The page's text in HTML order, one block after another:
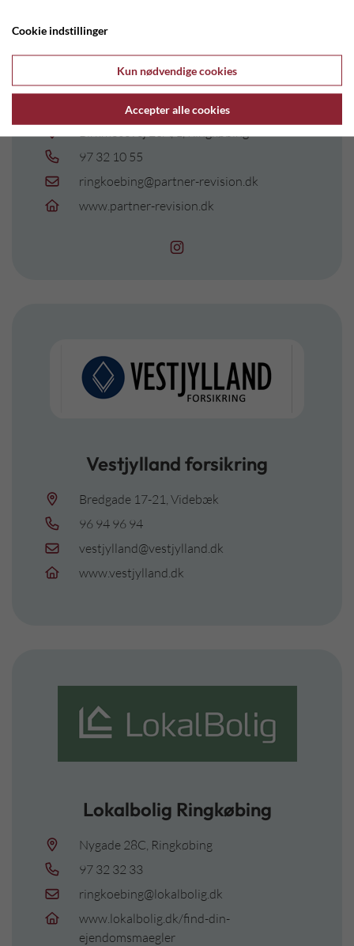
Partner Revision
Birkmosevej 20A, 1, Ringkøbing
97 32 10 55
ringkoebing@partner-revision.dk
www.partner-revision.dk
Vestjylland forsikring
Bredgade 17-21, Videbæk
96 94 96 94
vestjylland@vestjylland.dk
www.vestjylland.dk
Lokalbolig Ringkøbing
Nygade 28C, Ringkøbing
97 32 32 33
ringkoebing@lokalbolig.dk
www.lokalbolig.dk/find-din-
ejendomsmaegler
Cookie indstillinger
Kun nødvendige cookies
Accepter alle cookies